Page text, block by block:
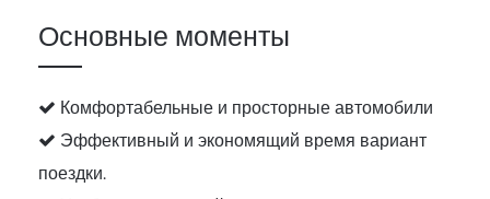
Основные моменты
Комфортабельные и просторные автомобили
Эффективный и экономящий время вариант
поездки.